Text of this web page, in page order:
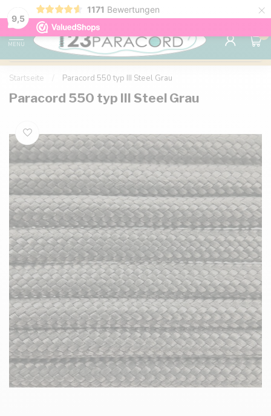
9,5
1171 Bewertungen ×
Kostenlose Lieferung nach Hause ab 150 €
MENU
0
Startseite Paracord 550 typ III Steel Grau
Paracord 550 typ III Steel Grau